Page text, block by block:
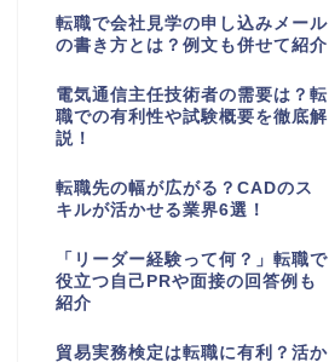
転職で会社見学の申し込みメール
の書き方とは？例文も併せて紹介
電気通信主任技術者の需要は？転
職での有利性や試験概要を徹底解
説！
転職先の幅が広がる？CADのス
キルが活かせる業界6選！
「リーダー経験って何？」転職で
役立つ自己PRや面接の回答例も
紹介
貿易実務検定は転職に有利？活か